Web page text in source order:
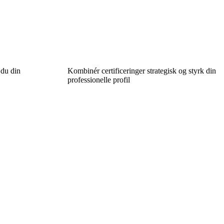
din
Kombinér certificeringer strategisk og styrk din
professionelle profil